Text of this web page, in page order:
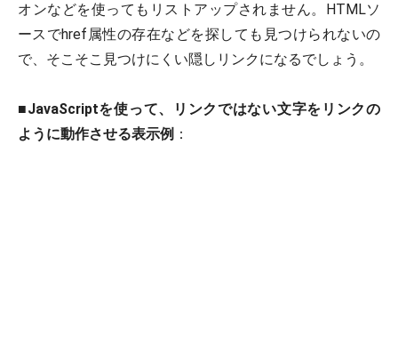
オンなどを使ってもリストアップされません。HTMLソ
ースでhref属性の存在などを探しても見つけられないの
で、そこそこ見つけにくい隠しリンクになるでしょう。
■JavaScriptを使って、リンクではない文字をリンクの
ように動作させる表示例 ：